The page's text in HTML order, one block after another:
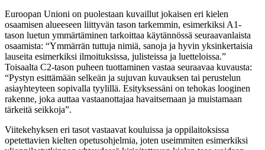
Euroopan Unioni on puolestaan kuvaillut jokaisen eri kielen
osaamisen alueeseen liittyvän tason tarkemmin, esimerkiksi A1-
tason luetun ymmärtäminen tarkoittaa käytännössä seuraavanlaista
osaamista: “Ymmärrän tuttuja nimiä, sanoja ja hyvin yksinkertaisia
lauseita esimerkiksi ilmoituksissa, julisteissa ja luetteloissa.”
Toisaalta C2-tason puheen tuottaminen vastaa seuraavaa kuvausta:
“Pystyn esittämään selkeän ja sujuvan kuvauksen tai perustelun
asiayhteyteen sopivalla tyylillä. Esityksessäni on tehokas looginen
rakenne, joka auttaa vastaanottajaa havaitsemaan ja muistamaan
tärkeitä seikkoja”.
Viitekehyksen eri tasot vastaavat kouluissa ja oppilaitoksissa
opetettavien kielten opetusohjelmia, joten useimmiten esimerkiksi